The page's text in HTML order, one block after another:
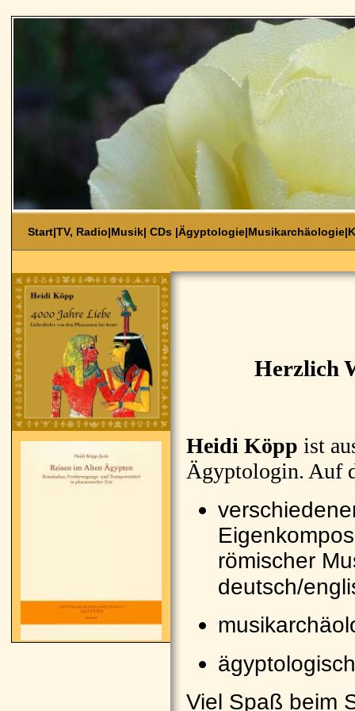
Start|TV, Radio|Musik| CDs |Ägyptologie|Musikarchäologie|
Herzlich
Heidi Köpp ist
Ägyptologin. Auf
römischer
deutsch/
Viel Spaß beim